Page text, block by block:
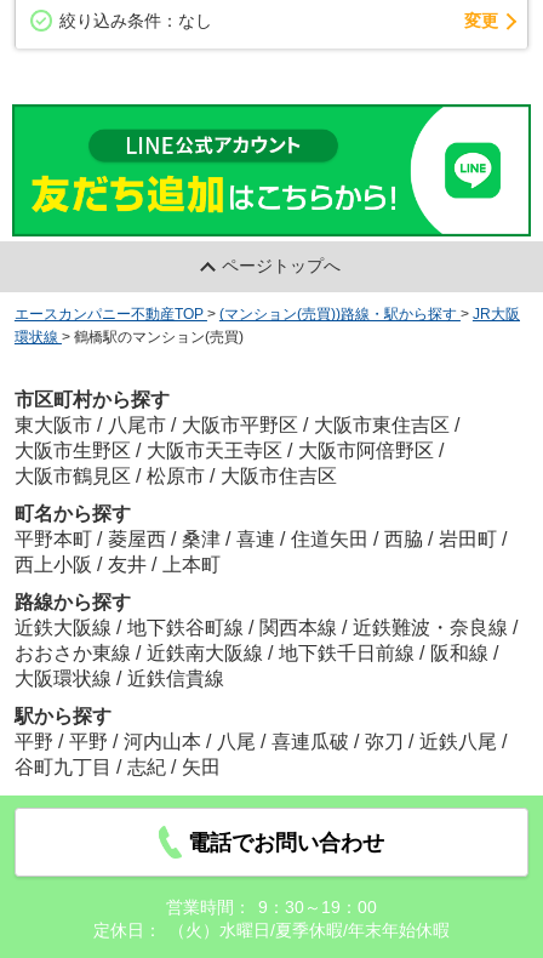
絞り込み条件： なし 変更
ページトップへ
エースカンパニー不動産TOP > (マンション(売買))路線・駅から探す > JR大阪
環状線 > 鶴橋駅のマンション(売買)
市区町村から探す
東大阪市 / 八尾市 / 大阪市平野区 / 大阪市東住吉区 /
大阪市生野区 / 大阪市天王寺区 / 大阪市阿倍野区 /
大阪市鶴見区 / 松原市 / 大阪市住吉区
町名から探す
平野本町 / 菱屋西 / 桑津 / 喜連 / 住道矢田 / 西脇 / 岩田町 /
西上小阪 / 友井 /
上本町
路線から探す
近鉄大阪線 / 地下鉄谷町線 / 関西本線 / 近鉄難波・奈良線 /
おおさか東線 / 近鉄南大阪線 / 地下鉄千日前線 / 阪和線 /
大阪環状線 / 近鉄信貴線
駅から探す
平野 / 平野 / 河内山本 / 八尾 / 喜連瓜破 / 弥刀 / 近鉄八尾 /
谷町九丁目 / 志紀 / 矢田
電話でお問い合わせ
営業時間：
9：30～19：00
定休日：
（火）水曜日/夏季休暇/年末年始休暇